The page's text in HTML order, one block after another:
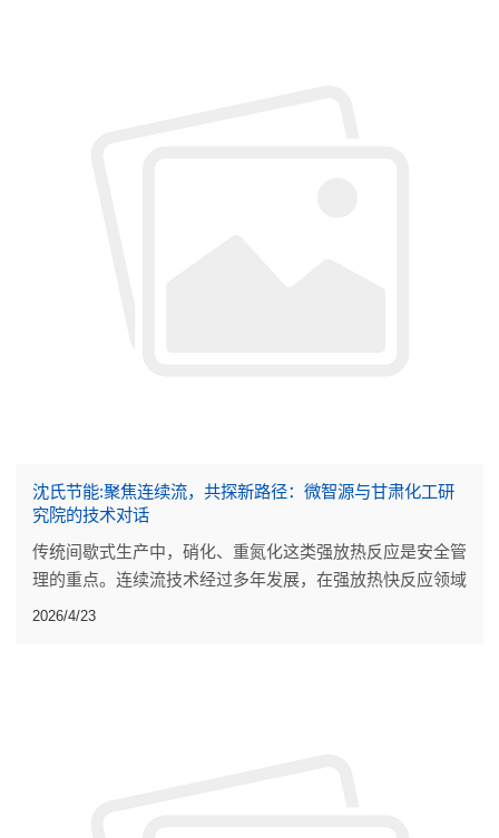
沈氏节能:聚焦连续流，共探新路径：微智源与甘肃化工研
究院的技术对话
传统间歇式生产中，硝化、重氮化这类强放热反应是安全管
理的重点。连续流技术经过多年发展，在强放热快反应领域
已有一些工业规模应用。
2026/4/23